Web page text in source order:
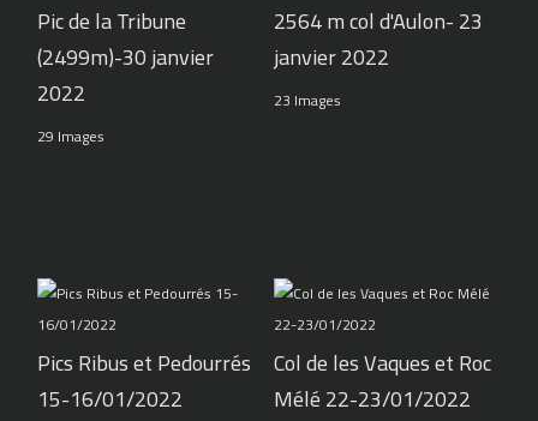
Pic de la Tribune
(2499m)-30 janvier
2022
29 Images
2564 m col d'Aulon- 23
janvier 2022
23 Images
Pics Ribus et Pedourrés
15-16/01/2022
Col de les Vaques et Roc
Mélé 22-23/01/2022